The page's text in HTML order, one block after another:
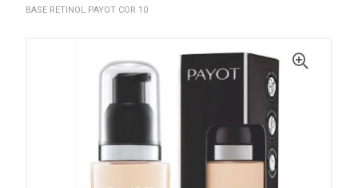
BASE RETINOL PAYOT COR 10